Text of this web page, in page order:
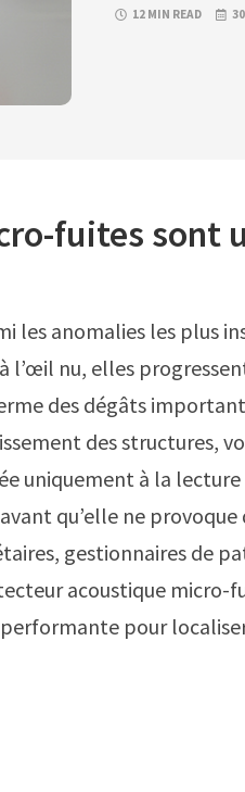
12 MIN READ
fuites sont
les anomalies les plus
l’œil nu, elles
des dégâts
des structures,
uniquement à la lecture
avant qu’elle ne
gestionnaires de
acoustique micro-
pour